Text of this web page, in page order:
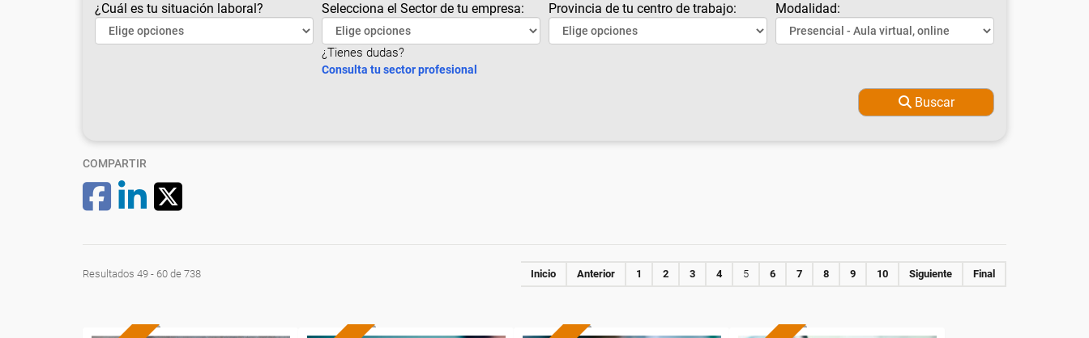
¿Cuál es tu situación laboral? Selecciona el Sector de tu empresa:
¿Tienes dudas?
Consulta tu sector profesional
Provincia de tu centro de trabajo: Modalidad:
Buscar
COMPARTIR
Resultados 49 - 60 de 738 Inicio Anterior 1 2 3 4 5 6 7 8 9 10 Siguiente Final